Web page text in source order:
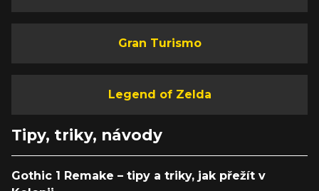
Gran Turismo
Legend of Zelda
Tipy, triky, návody
Gothic 1 Remake – tipy a triky, jak přežít v